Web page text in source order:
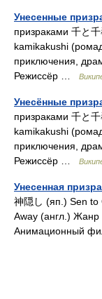
Унесенные
призраками 千と
kamikakushi
приключения,
Режиссёр …
Унесённые
призраками 千と
kamikakushi
приключения,
Режиссёр …
Унесенная
神隠し (яп.) Sen
Away (англ.) Жанр
Анимационный